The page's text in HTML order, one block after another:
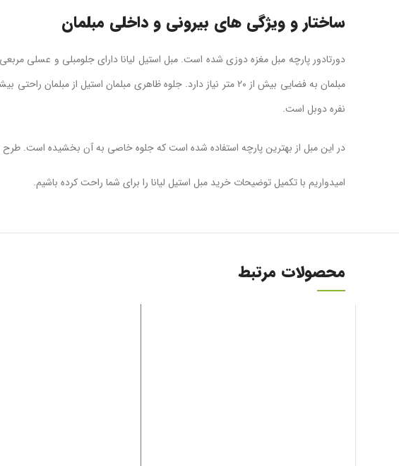
ساختار و ویژگی های بیرونی و داخلی مبلمان
دورتادور پارچه مبل مغزه دوزی شده است. مبل استیل لیانا دارای جلومبلی و عسلی
مبلمان به فضایی بیش از ۲۰ متر نیاز دارد. جلوه ظاهری مبلمان
نفره دوبل است.
در این مبل از بهترین پارچه استفاده شده است که جلوه خاصی به آن بخشیده است. طرح
امیدواریم با تکمیل توضیحات خرید مبل استیل لیانا را برای شما راحت کرده باشیم.
محصولات مرتبط